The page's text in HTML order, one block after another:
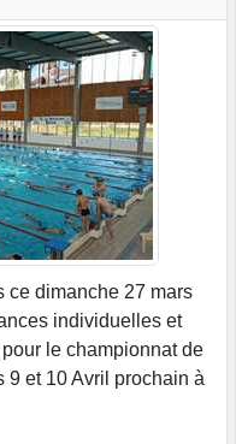
ce dimanche 27 mars
individuelles et
le championnat de
9 et 10 Avril prochain à